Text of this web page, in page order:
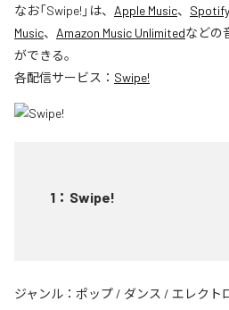
なお「Swipe! 」は、 Apple Music、 Spotify
Music、 Amazon Music Unlimitedなどの
ができる。
各配信サービス： Swipe!
1 ： Swipe!
ジャンル： ポップ / ダンス / エレクト